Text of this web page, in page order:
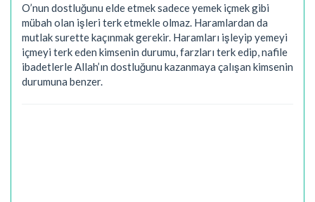
O’nun dostluğunu elde etmek sadece yemek içmek gibi
mübah olan işleri terk etmekle olmaz. Haramlardan da
mutlak surette kaçınmak gerekir. Haramları işleyip yemeyi
içmeyi terk eden kimsenin durumu, farzları terk edip, nafile
ibadetlerle Allah’ın dostluğunu kazanmaya çalışan kimsenin
durumuna benzer.